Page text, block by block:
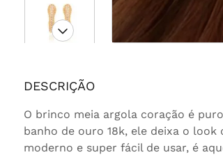
DESCRIÇÃO
O brinco meia argola coração é
banho de ouro 18k, ele deixa o
moderno e super fácil de usar, é